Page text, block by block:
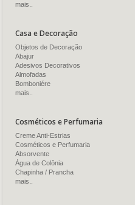
mais..
Casa e Decoração
Objetos de Decoração
Abajur
Adesivos Decorativos
Almofadas
Bomboniére
mais..
Cosméticos e Perfumaria
Creme Anti-Estrias
Cosméticos e Perfumaria
Absorvente
Água de Colônia
Chapinha / Prancha
mais..